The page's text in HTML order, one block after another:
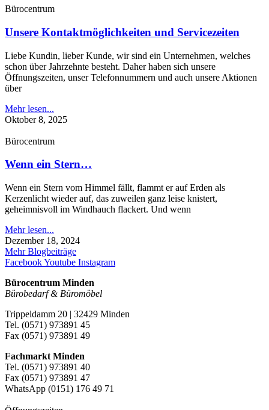
Bürocentrum
Unsere Kontaktmöglichkeiten und Servicezeiten
Liebe Kundin, lieber Kunde, wir sind ein Unternehmen, welches
schon über Jahrzehnte besteht. Daher haben sich unsere
Öffnungszeiten, unser Telefonnummern und auch unsere Aktionen
über
Mehr lesen...
Oktober 8, 2025
Bürocentrum
Wenn ein Stern…
Wenn ein Stern vom Himmel fällt, flammt er auf Erden als
Kerzenlicht wieder auf, das zuweilen ganz leise knistert,
geheimnisvoll im Windhauch flackert. Und wenn
Mehr lesen...
Dezember 18, 2024
Mehr Blogbeiträge
FacebookYoutube Instagram
Bürocentrum Minden
Bürobedarf & Büromöbel
Trippeldamm 20 | 32429 Minden
Tel. (0571) 973891 45
Fax (0571) 973891 49
Fachmarkt Minden
Tel. (0571) 973891 40
Fax (0571) 973891 47
WhatsApp (0151) 176 49 71